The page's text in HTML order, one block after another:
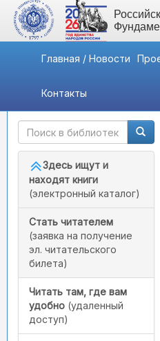
Главная / Новости
Контакты
Быстрый доступ
Здесь ищут и
находят книги
(электронный каталог)
Стать читателем
(заявка на получение
эл. читательского
билета)
Читать там, где вам
удобно (удаленный
доступ)